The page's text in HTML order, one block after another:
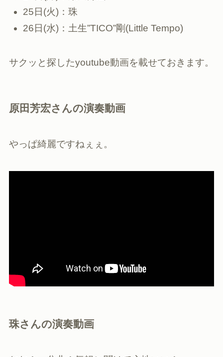
25日(火)：珠
26日(水)：土生”TICO”剛(Little Tempo)
サクッと探したyoutube動画を載せておきます。
原田芳宏さんの演奏動画
やっぱ綺麗ですねぇぇ。
珠さんの演奏動画